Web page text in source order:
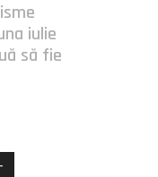
iulie
să fie